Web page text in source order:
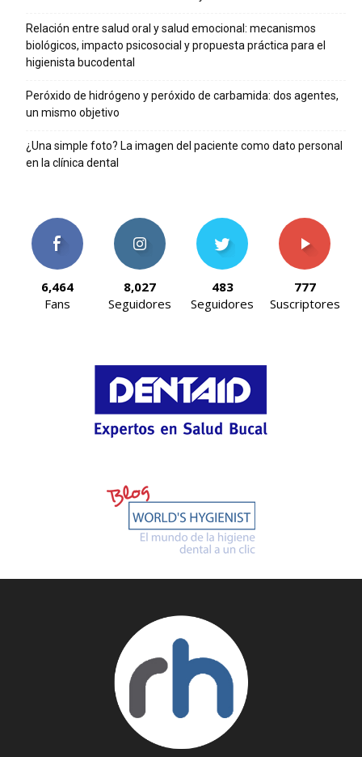
Relación entre salud oral y salud emocional: mecanismos
biológicos, impacto psicosocial y propuesta práctica para el
higienista bucodental
Peróxido de hidrógeno y peróxido de carbamida: dos agentes,
un mismo objetivo
¿Una simple foto? La imagen del paciente como dato personal
en la clínica dental
6,464
Fans
8,027
Seguidores
483
Seguidores
777
Suscriptores